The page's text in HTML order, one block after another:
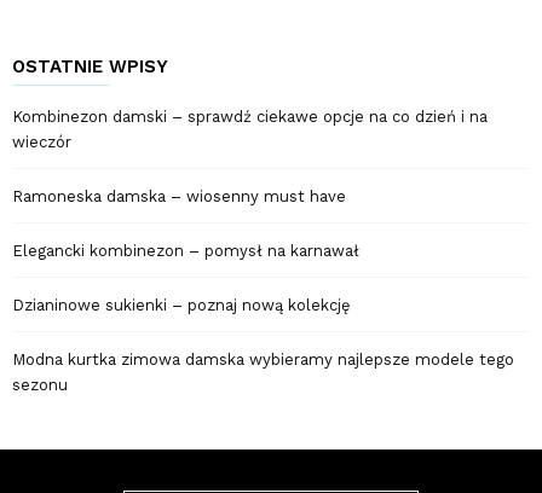
OSTATNIE WPISY
Kombinezon damski – sprawdź ciekawe opcje na co dzień i na
wieczór
Ramoneska damska – wiosenny must have
Elegancki kombinezon – pomysł na karnawał
Dzianinowe sukienki – poznaj nową kolekcję
Modna kurtka zimowa damska wybieramy najlepsze modele tego
sezonu